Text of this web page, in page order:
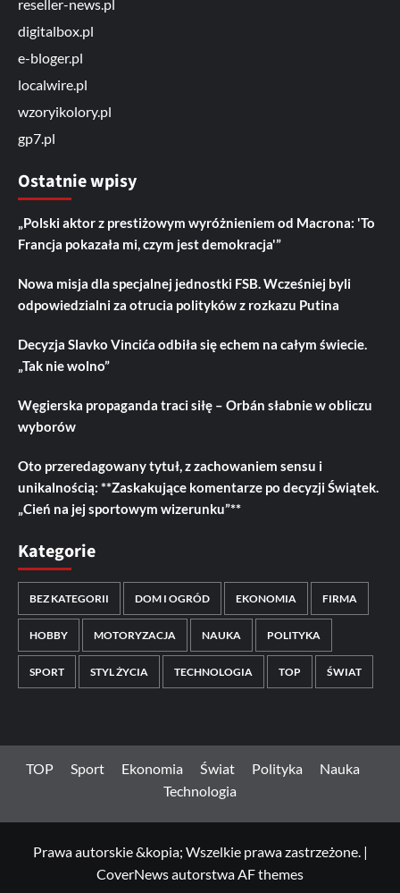
reseller-news.pl
digitalbox.pl
e-bloger.pl
localwire.pl
wzoryikolory.pl
gp7.pl
Ostatnie wpisy
„Polski aktor z prestiżowym wyróżnieniem od Macrona: 'To
Francja pokazała mi, czym jest demokracja'”
Nowa misja dla specjalnej jednostki FSB. Wcześniej byli
odpowiedzialni za otrucia polityków z rozkazu Putina
Decyzja Slavko Vincića odbiła się echem na całym świecie.
„Tak nie wolno”
Węgierska propaganda traci siłę – Orbán słabnie w obliczu
wyborów
Oto przeredagowany tytuł, z zachowaniem sensu i
unikalnością: **Zaskakujące komentarze po decyzji Świątek.
„Cień na jej sportowym wizerunku”**
Kategorie
BEZ KATEGORII DOM I OGRÓD EKONOMIA FIRMA
HOBBY MOTORYZACJA NAUKA POLITYKA
SPORT STYL ŻYCIA TECHNOLOGIA TOP ŚWIAT
TOP Sport Ekonomia Świat Polityka
Nauka
Technologia
Prawa autorskie &kopia; Wszelkie prawa zastrzeżone. |
CoverNewsautorstwa AF themes